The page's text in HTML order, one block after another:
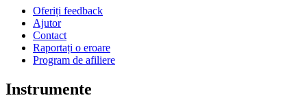
Oferiți feedback
Ajutor
Contact
Raportați o eroare
Program de afiliere
Instrumente